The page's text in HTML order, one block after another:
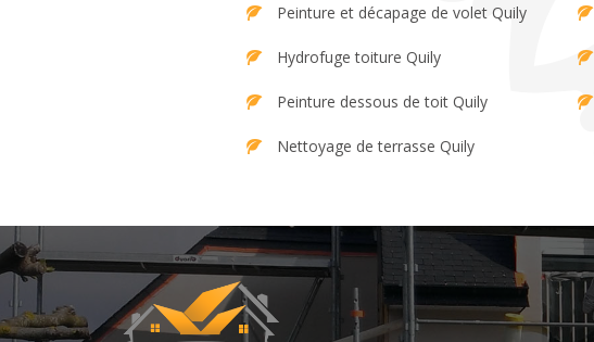
Peinture et décapage de volet Quily
Hydrofuge toiture Quily
Peinture dessous de toit Quily
Nettoyage de terrasse Quily